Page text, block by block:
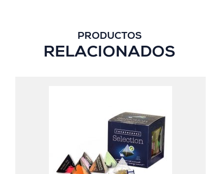
PRODUCTOS
RELACIONADOS